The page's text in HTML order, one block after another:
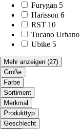
Furygan 5
Harisson 6
RST 10
Tucano Urbano
Ubike 5
Mehr anzeigen (27)
Größe
Farbe
Sortiment
Merkmal
Produkttyp
Geschlecht